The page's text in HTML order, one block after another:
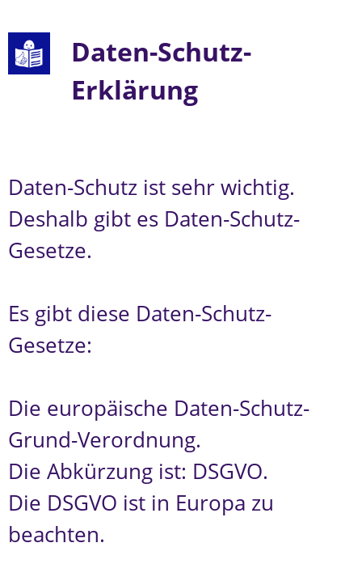
Daten-Schutz-
Erklärung
Daten-Schutz ist sehr wichtig.
Deshalb gibt es Daten-Schutz-
Gesetze.
Es gibt diese Daten-Schutz-
Gesetze:
Die europäische Daten-Schutz-
Grund-Verordnung.
Die Abkürzung ist: DSGVO.
Die DSGVO ist in Europa zu
beachten.